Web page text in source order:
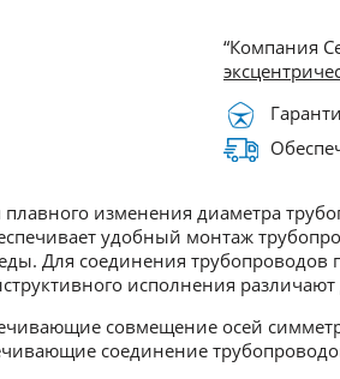
“Компания
изменения диаметра
удобный монтаж
Для соединения
исполнения
совмещение осей
соединение